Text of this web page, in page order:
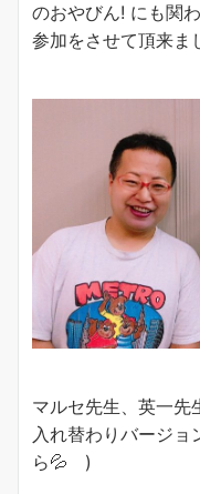
のおやびん! にも関
参加をさせて頂来ま
マルセ先生、英一
入れ替わりバージ
ら💦 )